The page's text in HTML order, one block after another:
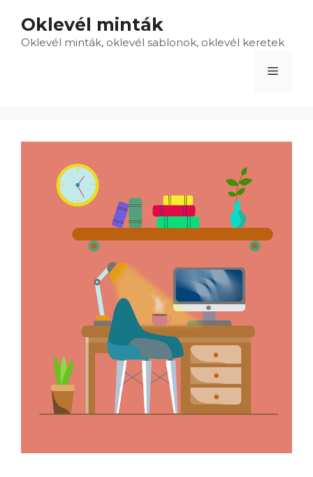
tartalomba
Oklevél minták
Oklevél minták, oklevél sablonok, oklevél keretek
Menü